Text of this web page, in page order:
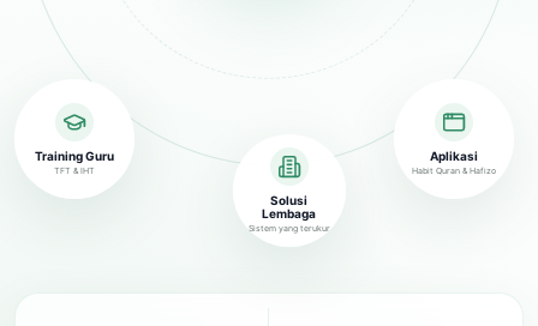
Training Guru
TFT & IHT
Solusi
Lembaga
Sistem yang terukur
Aplikasi
Habit Quran & Hafizo